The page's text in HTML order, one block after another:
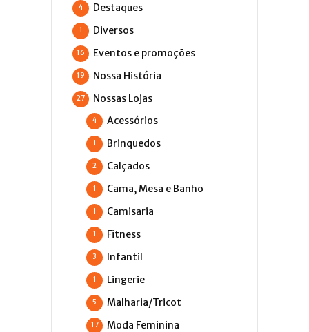
Destaques
4
Diversos
1
Eventos e promoções
16
Nossa História
19
Nossas Lojas
27
Acessórios
4
Brinquedos
1
Calçados
2
Cama, Mesa e Banho
1
Camisaria
1
Fitness
1
Infantil
3
Lingerie
1
Malharia/Tricot
5
Moda Feminina
17